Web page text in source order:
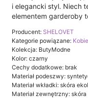
i elegancki styl. Niech
elementem garderoby
Producent: SHELOVET
Kategorie powiązane:
Kolekcja: ButyModne
Kolor: czarny
Cechy dodatkowe: brak
Materiał podeszwy:
Materiał wkładki: skóra
Materiał zewnętrzny: